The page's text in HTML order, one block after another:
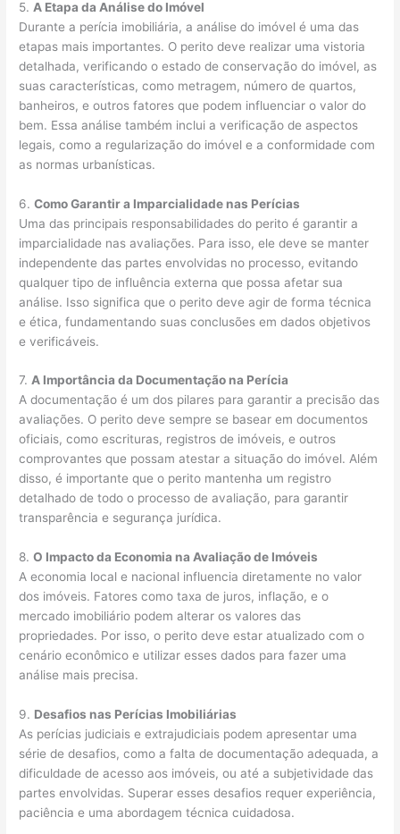
5. A Etapa da Análise do Imóvel
Durante a perícia imobiliária, a análise do imóvel é uma das
etapas mais importantes. O perito deve realizar uma vistoria
detalhada, verificando o estado de conservação do imóvel, as
suas características, como metragem, número de quartos,
banheiros, e outros fatores que podem influenciar o valor do
bem. Essa análise também inclui a verificação de aspectos
legais, como a regularização do imóvel e a conformidade com
as normas urbanísticas.
6.Como Garantir a Imparcialidade nas Perícias
Uma das principais responsabilidades do perito é garantir a
imparcialidade nas avaliações. Para isso, ele deve se manter
independente das partes envolvidas no processo, evitando
qualquer tipo de influência externa que possa afetar sua
análise. Isso significa que o perito deve agir de forma técnica
e ética, fundamentando suas conclusões em dados objetivos
e verificáveis.
7.A Importância da Documentação na Perícia
A documentação é um dos pilares para garantir a precisão das
avaliações. O perito deve sempre se basear em documentos
oficiais, como escrituras, registros de imóveis, e outros
comprovantes que possam atestar a situação do imóvel. Além
disso, é importante que o perito mantenha um registro
detalhado de todo o processo de avaliação, para garantir
transparência e segurança jurídica.
8.O Impacto da Economia na Avaliação de Imóveis
A economia local e nacional influencia diretamente no valor
dos imóveis. Fatores como taxa de juros, inflação, e o
mercado imobiliário podem alterar os valores das
propriedades. Por isso, o perito deve estar atualizado com o
cenário econômico e utilizar esses dados para fazer uma
análise mais precisa.
9. Desafios nas Perícias Imobiliárias
As perícias judiciais e extrajudiciais podem apresentar uma
série de desafios, como a falta de documentação adequada, a
dificuldade de acesso aos imóveis, ou até a subjetividade das
partes envolvidas. Superar esses desafios requer experiência,
paciência e uma abordagem técnica cuidadosa.